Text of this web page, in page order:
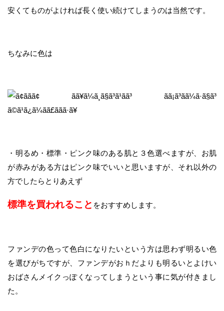
安くてものがよければ長く使い続けてしまうのは当然です。
ちなみに色は
・明るめ・標準・ピンク味のある肌と３色選べますが、お肌
が赤みがある方はピンク味でいいと思いますが、それ以外の
方でしたらとりあえず
標準を買われること をおすすめします。
ファンデの色って色白になりたいという方は思わず明るい色
を選びがちですが、ファンデがおｈだよりも明るいとよけい
おばさんメイクっぽくなってしまうという事に気が付きまし
た。